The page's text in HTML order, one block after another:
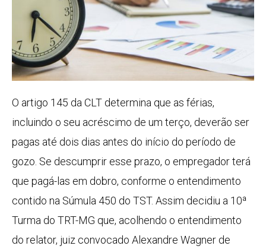
O artigo 145 da CLT determina que as férias,
incluindo o seu acréscimo de um terço, deverão ser
pagas até dois dias antes do início do período de
gozo. Se descumprir esse prazo, o empregador terá
que pagá-las em dobro, conforme o entendimento
contido na Súmula 450 do TST. Assim decidiu a 10ª
Turma do TRT-MG que, acolhendo o entendimento
do relator, juiz convocado Alexandre Wagner de